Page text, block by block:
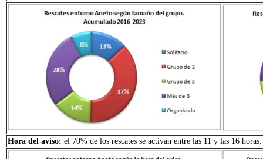
Hora del aviso: el 70% de los rescates se activan entre las 11 y las 16